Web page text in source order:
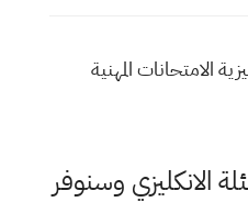
نسخة ورقة اسئلة اللغة الانكليزية الامتحانات المهنية
الانكليزي وسنوفر